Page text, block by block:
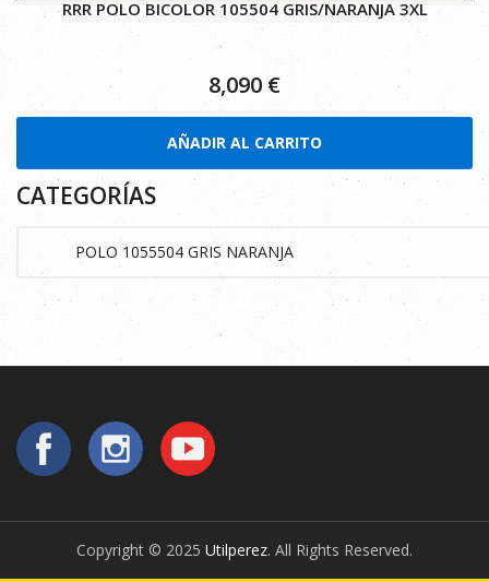
RRR POLO BICOLOR 105504 GRIS/NARANJA 3XL
8,090 €
AÑADIR AL CARRITO
CATEGORÍAS
Copyright © 2025 Utilperez. All Rights Reserved.